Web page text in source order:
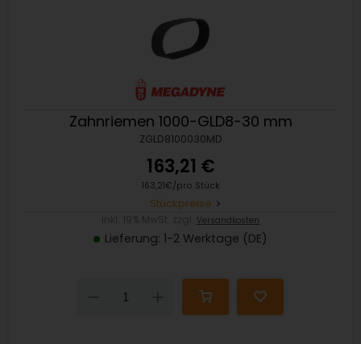
Zahnriemen 1000-GLD8-30 mm
ZGLD8100030MD
163,21 €
163,21€/pro Stück
Stückpreise
Versandkosten
Lieferung: 1-2 Werktage (DE)
Down